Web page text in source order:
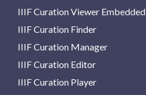
IIIF Curation Viewer Embedded
IIIF Curation Finder
IIIF Curation Manager
IIIF Curation Editor
IIIF Curation Player